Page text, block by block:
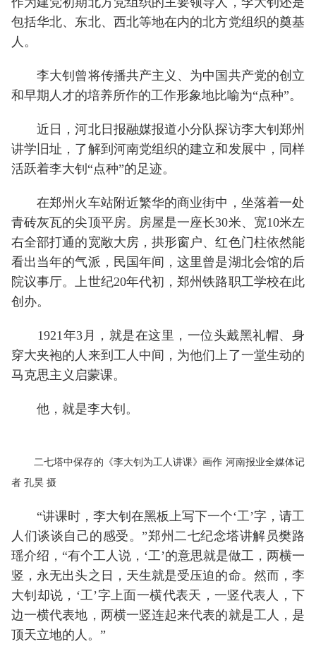
包括华北、东北、西北等地在内的北方党组织的奠基
人。
李大钊曾将传播共产主义、为中国共产党的创立
和早期人才的培养所作的工作形象地比喻为“点种”。
近日，河北日报融媒报道小分队探访李大钊郑州
讲学旧址，了解到河南党组织的建立和发展中，同样
活跃着李大钊“点种”的足迹。
在郑州火车站附近繁华的商业街中，坐落着一处
青砖灰瓦的尖顶平房。房屋是一座长30米、宽10米左
右全部打通的宽敞大房，拱形窗户、红色门柱依然能
看出当年的气派，民国年间，这里曾是湖北会馆的后
院议事厅。上世纪20年代初，郑州铁路职工学校在此
创办。
1921年3月，就是在这里，一位头戴黑礼帽、身
穿大夹袍的人来到工人中间，为他们上了一堂生动的
马克思主义启蒙课。
他，就是李大钊。
二七塔中保存的《李大钊为工人讲课》画作 河南报业全媒体记
者 孔昊 摄
“讲课时，李大钊在黑板上写下一个‘工’字，请工
人们谈谈自己的感受。”郑州二七纪念塔讲解员樊路
瑶介绍，“有个工人说，‘工’的意思就是做工，两横一
竖，永无出头之日，天生就是受压迫的命。然而，李
大钊却说，‘工’字上面一横代表天，一竖代表人，下
边一横代表地，两横一竖连起来代表的就是工人，是
顶天立地的人。”